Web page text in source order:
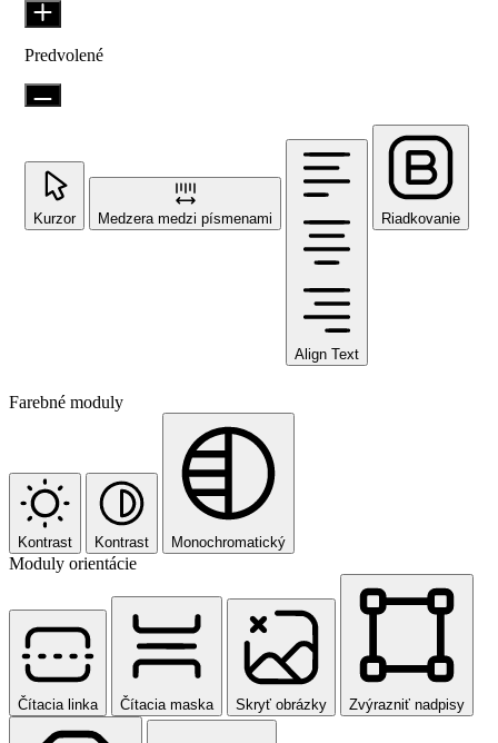
Predvolené
Kurzor Medzera medzi písmenami
Align Text
Riadkovanie
Farebné moduly
Kontrast Kontrast Monochromatický
Moduly orientácie
Čítacia linka Čítacia maska Skryť obrázky Zvýrazniť nadpisy